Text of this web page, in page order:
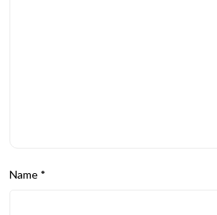
Name *